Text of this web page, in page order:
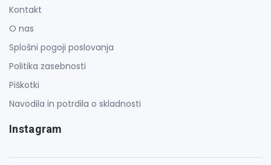
Kontakt
O nas
Splošni pogoji poslovanja
Politika zasebnosti
Piškotki
Navodila in potrdila o skladnosti
Instagram